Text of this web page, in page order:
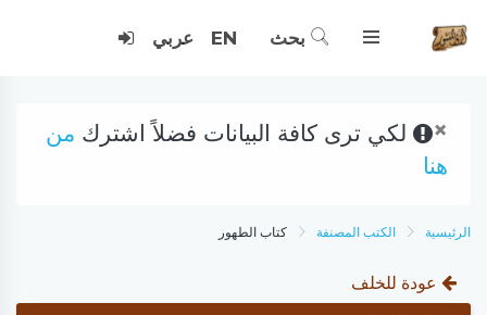
بحث EN عربي
× لكي ترى كافة البيانات فضلاً اشترك من
هنا
الرئيسية الكتب المصنفة كتاب الطهور
عودة للخلف